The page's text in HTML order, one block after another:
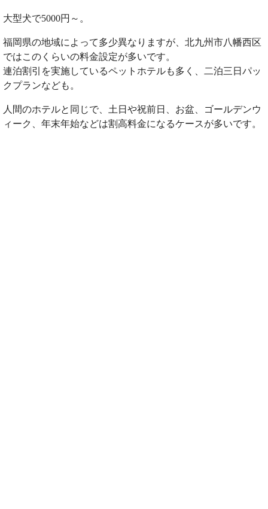
大型犬で5000円～。
福岡県の地域によって多少異なりますが、北九州市八幡西区
ではこのくらいの料金設定が多いです。
連泊割引を実施しているペットホテルも多く、二泊三日パッ
クプランなども。
人間のホテルと同じで、土日や祝前日、お盆、ゴールデンウ
ィーク、年末年始などは割高料金になるケースが多いです。